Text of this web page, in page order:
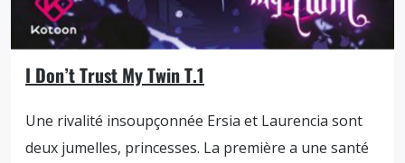
I Don’t Trust My Twin T.1
Une rivalité insoupçonnée Ersia et Laurencia sont
deux jumelles, princesses. La première a une santé